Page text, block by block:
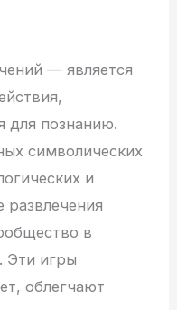
— является
для познанию.
символических
и
в
Эти игры
облегчают